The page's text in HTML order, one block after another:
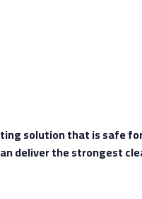
solution that is safe
deliver the strongest